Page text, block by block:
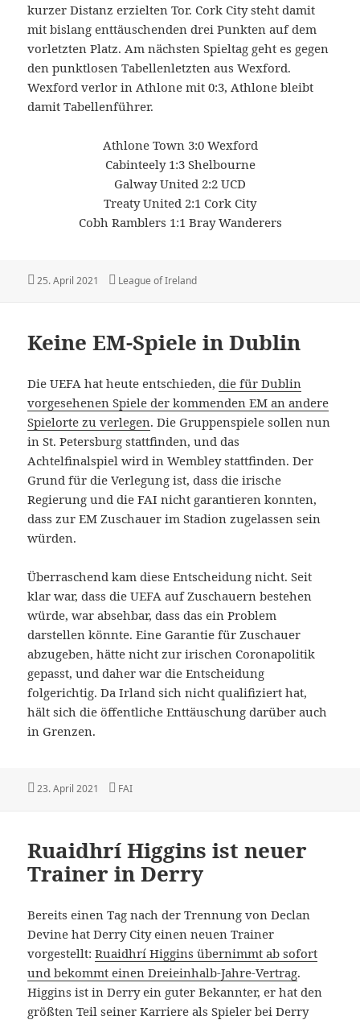
kurzer Distanz erzielten Tor. Cork City steht damit
mit bislang enttäuschenden drei Punkten auf dem
vorletzten Platz. Am nächsten Spieltag geht es gegen
den punktlosen Tabellenletzten aus Wexford.
Wexford verlor in Athlone mit 0:3, Athlone bleibt
damit Tabellenführer.
Athlone Town 3:0 Wexford
Cabinteely 1:3 Shelbourne
Galway United 2:2 UCD
Treaty United 2:1 Cork City
Cobh Ramblers 1:1 Bray Wanderers
Veröffentlicht
25. April 2021 Kategorien
League of Ireland
Keine EM-Spiele in Dublin
Die UEFA hat heute entschieden,die für Dublin
vorgesehenen Spiele der kommenden EM an andere
Spielorte zu verlegen. Die Gruppenspiele sollen nun
in St. Petersburg stattfinden, und das
Achtelfinalspiel wird in Wembley stattfinden. Der
Grund für die Verlegung ist, dass die irische
Regierung und die FAI nicht garantieren konnten,
dass zur EM Zuschauer im Stadion zugelassen sein
würden.
Überraschend kam diese Entscheidung nicht. Seit
klar war, dass die UEFA auf Zuschauern bestehen
würde, war absehbar, dass das ein Problem
darstellen könnte. Eine Garantie für Zuschauer
abzugeben, hätte nicht zur irischen Coronapolitik
gepasst, und daher war die Entscheidung
folgerichtig. Da Irland sich nicht qualifiziert hat,
hält sich die öffentliche Enttäuschung darüber auch
in Grenzen.
Veröffentlicht
23. April 2021 Kategorien
FAI
Ruaidhrí Higgins ist neuer
Trainer in Derry
Bereits einen Tag nach der Trennung von Declan
Devine hat Derry City einen neuen Trainer
vorgestellt:Ruaidhrí Higgins übernimmt ab sofort
und bekommt einen Dreieinhalb-Jahre-Vertrag.
Higgins ist in Derry ein guter Bekannter, er hat den
größten Teil seiner Karriere als Spieler bei Derry